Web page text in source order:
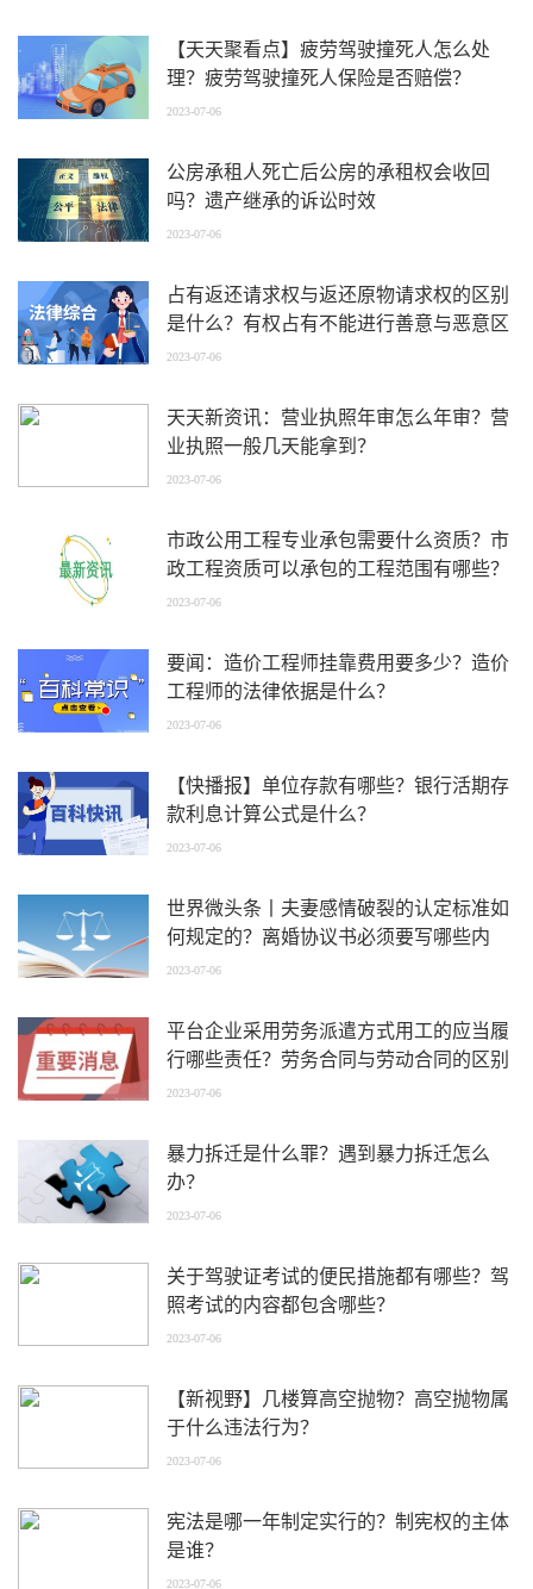
【天天聚看点】疲劳驾驶撞死人怎么处
理？疲劳驾驶撞死人保险是否赔偿？
2023-07-06
公房承租人死亡后公房的承租权会收回
吗？遗产继承的诉讼时效
2023-07-06
占有返还请求权与返还原物请求权的区别
是什么？有权占有不能进行善意与恶意区
分吗？_全球报道
2023-07-06
天天新资讯：营业执照年审怎么年审？营
业执照一般几天能拿到？
2023-07-06
市政公用工程专业承包需要什么资质？市
政工程资质可以承包的工程范围有哪些？
_播报
2023-07-06
要闻：造价工程师挂靠费用要多少？造价
工程师的法律依据是什么？
2023-07-06
【快播报】单位存款有哪些？银行活期存
款利息计算公式是什么？
2023-07-06
世界微头条丨夫妻感情破裂的认定标准如
何规定的？离婚协议书必须要写哪些内
容？
2023-07-06
平台企业采用劳务派遣方式用工的应当履
行哪些责任？劳务合同与劳动合同的区别
是什么？|全球独家
2023-07-06
暴力拆迁是什么罪？遇到暴力拆迁怎么
办？
2023-07-06
关于驾驶证考试的便民措施都有哪些？驾
照考试的内容都包含哪些？
2023-07-06
【新视野】几楼算高空抛物？高空抛物属
于什么违法行为？
2023-07-06
宪法是哪一年制定实行的？制宪权的主体
是谁？
2023-07-06